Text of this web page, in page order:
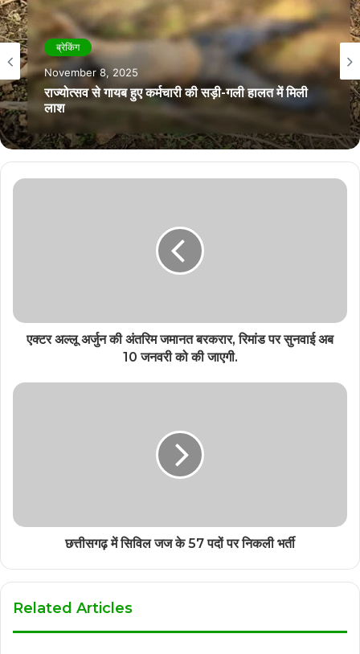
ब्रेकिंग
November 8, 2025
राज्योत्सव से गायब हुए कर्मचारी की सड़ी-गली हालत में मिली
लाश
एक्टर अल्लू अर्जुन की अंतरिम जमानत बरकरार, रिमांड पर सुनवाई अब
10 जनवरी को की जाएगी.
छत्तीसगढ़ में सिविल जज के 57 पदों पर निकली भर्ती
Related Articles